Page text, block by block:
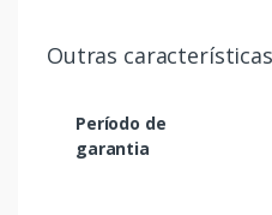
Outras características
Período de
garantia